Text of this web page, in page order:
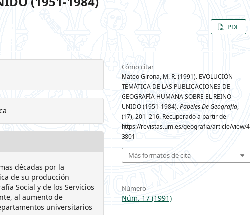
PDF
décadas por la
de su producción
Social y de los Servicios
al aumento de
universitarios
Cómo citar
Mateo Girona, M. R. (1991). EVOLUCIÓN
TEMÁTICA DE LAS PUBLICACIONES DE
GEOGRAFÍA HUMANA SOBRE EL REINO
UNIDO (1951-1984).Papeles De Geografía,
(17), 201–216. Recuperado a partir de
https://revistas.um.es/geografia/article/view/4
3801
Más formatos de cita
Número
Núm. 17 (1991)